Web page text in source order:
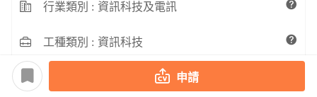
行業類別 : 資訊科技及電訊
工種類別 : 資訊科技
申請